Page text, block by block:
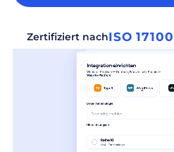
Zertifiziert nachISO 17100